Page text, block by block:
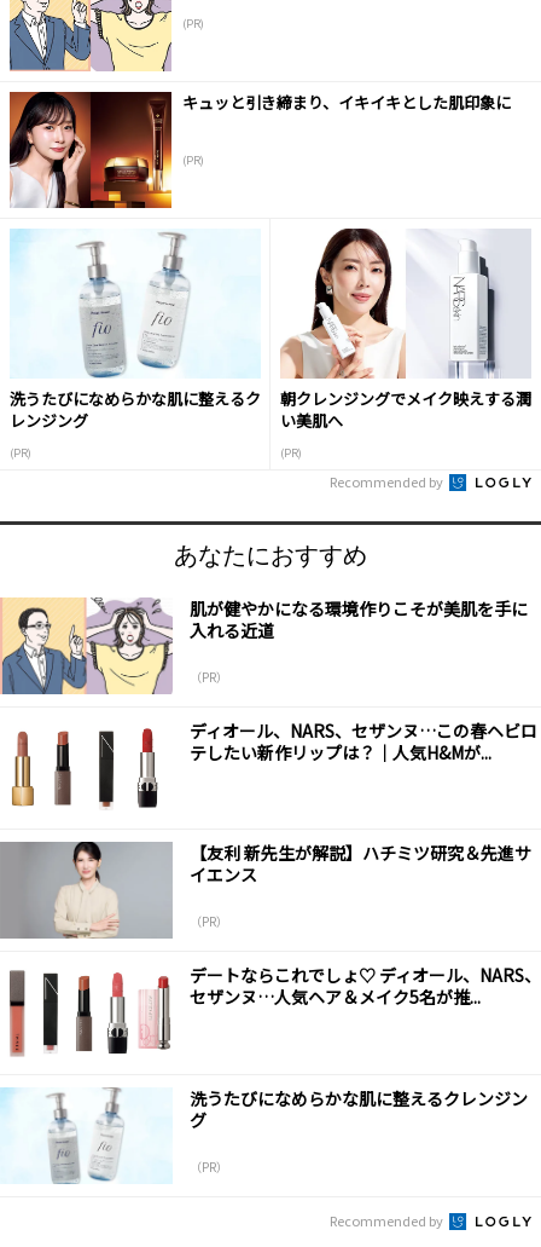
(PR)
キュッと引き締まり、イキイキとした肌印象に
(PR)
洗うたびになめらかな肌に整えるク
レンジング
(PR)
朝クレンジングでメイク映えする潤
い美肌へ
(PR)
Recommended by
あなたにおすすめ
肌が健やかになる環境作りこそが美肌を手に
入れる近道
（PR）
ディオール、NARS、セザンヌ…この春ヘビロ
テしたい新作リップは？｜人気H&Mが...
【友利 新先生が解説】ハチミツ研究＆先進サ
イエンス
（PR）
デートならこれでしょ♡ ディオール、NARS、
セザンヌ…人気ヘア＆メイク5名が推...
洗うたびになめらかな肌に整えるクレンジン
グ
（PR）
Recommended by